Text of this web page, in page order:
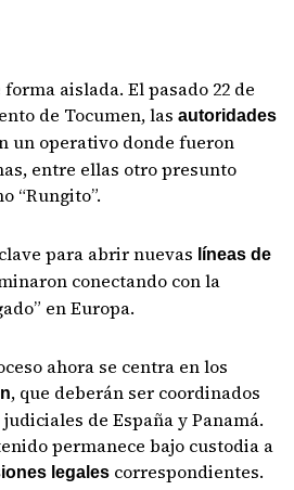
aislada. El pasado 22 de
de Tocumen, lasautoridades
un operativo donde fueron
entre ellas otro presunto
“Rungito”.
para abrir nuevas líneas de
conectando con la
en Europa.
ahora se centra en los
, que deberán ser coordinados
de España y Panamá.
permanece bajo custodia a
legales correspondientes.